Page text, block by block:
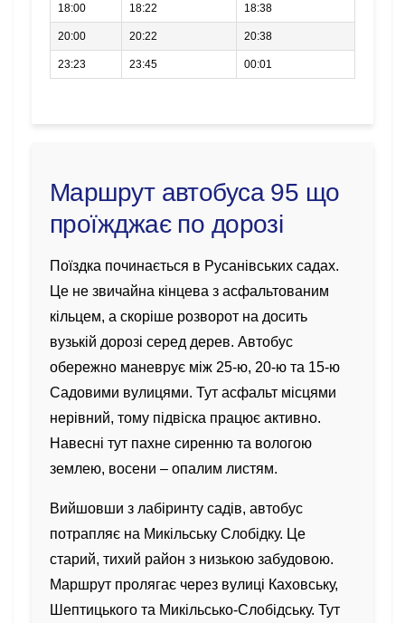
18:00 18:22 18:38
20:00 20:22 20:38
23:23 23:45 00:01
Маршрут автобуса 95 що
проїжджає по дорозі
Поїздка починається в Русанівських садах.
Це не звичайна кінцева з асфальтованим
кільцем, а скоріше розворот на досить
вузькій дорозі серед дерев. Автобус
обережно маневрує між 25-ю, 20-ю та 15-ю
Садовими вулицями. Тут асфальт місцями
нерівний, тому підвіска працює активно.
Навесні тут пахне сиренню та вологою
землею, восени – опалим листям.
Вийшовши з лабіринту садів, автобус
потрапляє на Микільську Слобідку. Це
старий, тихий район з низькою забудовою.
Маршрут пролягає через вулиці Каховську,
Шептицького та Микільсько-Слобідську. Тут